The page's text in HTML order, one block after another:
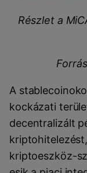
Részlet a
A
kockázati
decentralizált
kriptoeszköz-